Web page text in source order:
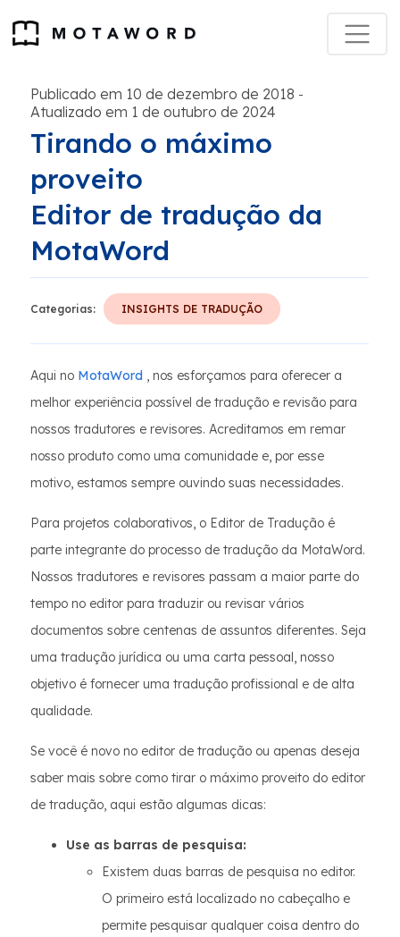
Publicado em 10 de dezembro de 2018 -
Atualizado em 1 de outubro de 2024
Tirando o máximo
proveito
Editor de tradução da
MotaWord
Categorias: INSIGHTS DE TRADUÇÃO
Aqui no MotaWord , nos esforçamos para oferecer a
melhor experiência possível de tradução e revisão para
nossos tradutores e revisores. Acreditamos em remar
nosso produto como uma comunidade e, por esse
motivo, estamos sempre ouvindo suas necessidades.
Para projetos colaborativos, o Editor de Tradução é
parte integrante do processo de tradução da MotaWord.
Nossos tradutores e revisores passam a maior parte do
tempo no editor para traduzir ou revisar vários
documentos sobre centenas de assuntos diferentes. Seja
uma tradução jurídica ou uma carta pessoal, nosso
objetivo é fornecer uma tradução profissional e de alta
qualidade.
Se você é novo no editor de tradução ou apenas deseja
saber mais sobre como tirar o máximo proveito do editor
de tradução, aqui estão algumas dicas:
Use as barras de pesquisa:
Existem duas barras de pesquisa no editor.
O primeiro está localizado no cabeçalho e
permite pesquisar qualquer coisa dentro do